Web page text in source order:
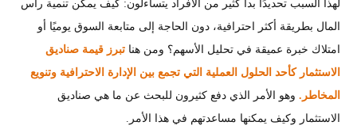
لهذا السبب تحديدًا بدأ كثير من الأفراد يتساءلون: كيف يمكن تنمية رأس
المال بطريقة أكثر احترافية، دون الحاجة إلى متابعة السوق يوميًا أو
امتلاك خبرة عميقة في تحليل الأسهم؟ ومن هنا تبرز قيمة صناديق
الاستثمار كأحد الحلول العملية التي تجمع بين الإدارة الاحترافية وتنويع
المخاطر. وهو الأمر الذي دفع كثيرون للبحث عن ما هي صناديق
الاستثمار وكيف يمكنها مساعدتهم في هذا الأمر.